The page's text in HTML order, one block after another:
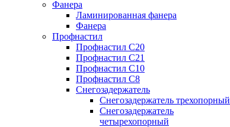
Фанера
Ламинированная фанера
Фанера
Профнастил
Профнастил С20
Профнастил С21
Профнастил С10
Профнастил С8
Снегозадержатель
Снегозадержатель трехопорный
Снегозадержатель
четырехопорный